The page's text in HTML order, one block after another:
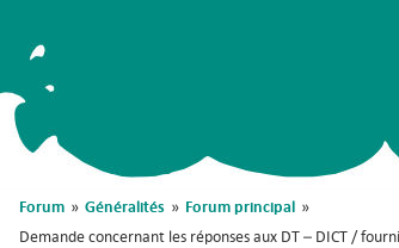
Forum » Généralités » Forum principal »
Demande concernant les réponses aux DT – DICT /